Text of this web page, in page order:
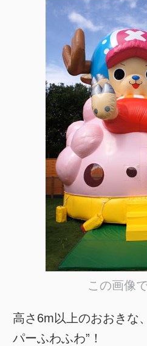
この画像
高さ6m以上のおおきな
パーふわふわ”！